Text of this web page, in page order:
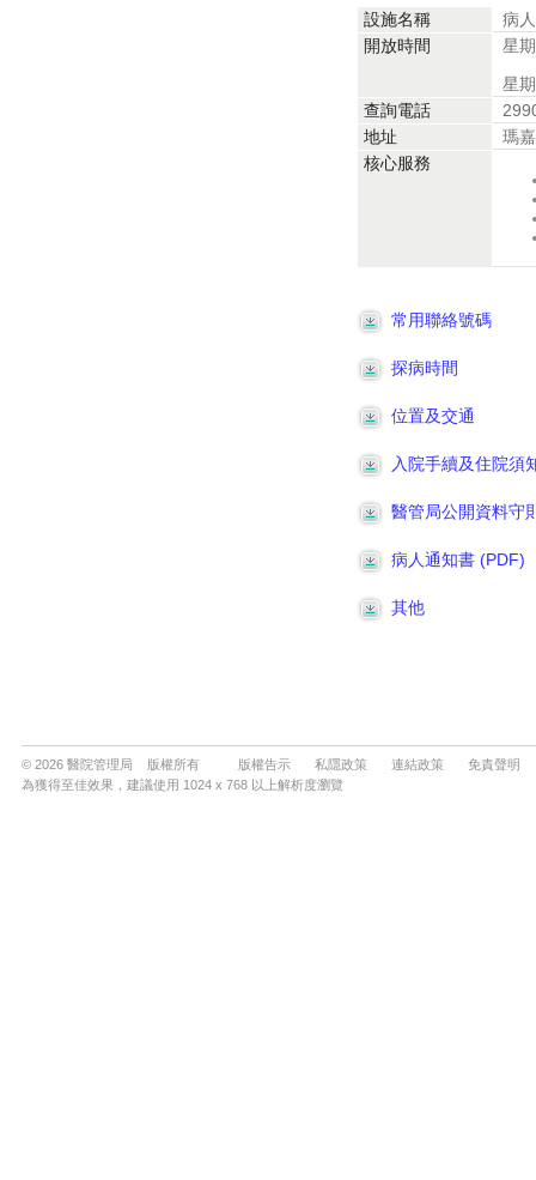
© 2026 醫院管理局 版權所有 版權告示 私隱政策 連結政策
免責聲明
為獲得至佳效果，建議使用 1024 x 768 以上解析度瀏覽